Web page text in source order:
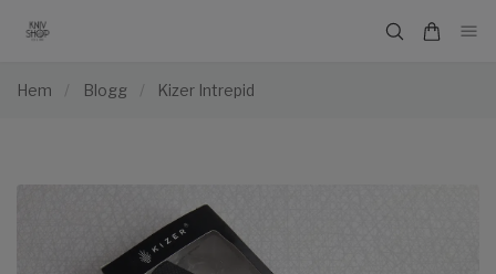
Hem / Blogg / Kizer Intrepid